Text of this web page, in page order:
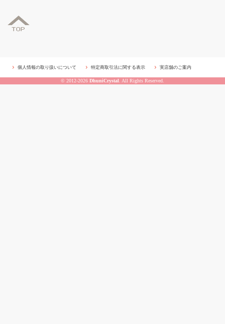
個人情報の取り扱いについて 特定商取引法に関する表示 実店舗のご案内
© 2012-2026 DhuniCrystal . All Rights Reserved.